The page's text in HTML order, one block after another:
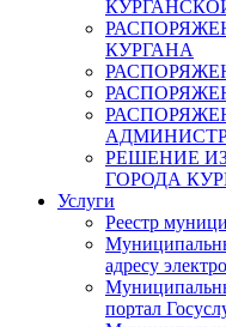
КУРГАНА
РЕШЕНИЕ
ГОРОДА
Услуги
Реестр
адресу
портал